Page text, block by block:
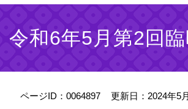
令和6年5月第2回
ページID：0064897 更新日：2024年5